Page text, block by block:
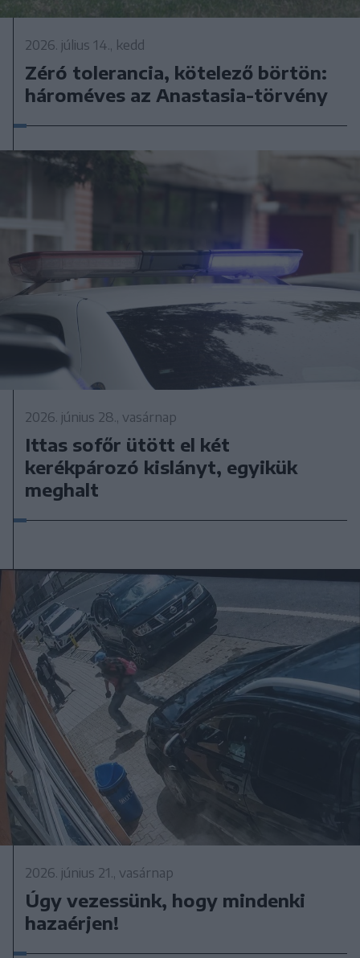
2026. július 14., kedd
Zéró tolerancia, kötelező börtön:
hároméves az Anastasia-törvény
2026. június 28., vasárnap
Ittas sofőr ütött el két
kerékpározó kislányt, egyikük
meghalt
2026. június 21., vasárnap
Úgy vezessünk, hogy mindenki
hazaérjen!